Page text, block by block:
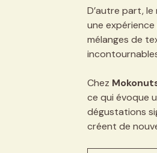
D’autre part,
une
mélanges de
Chez
ce qui évoque
dégustations
créent de